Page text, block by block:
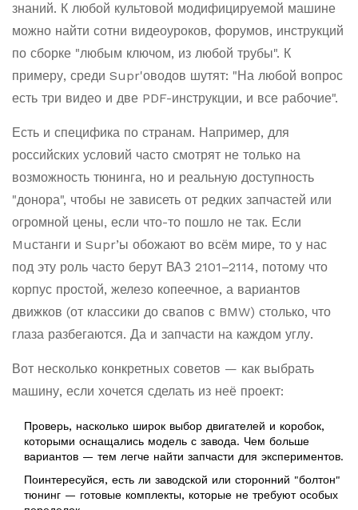
знаний. К любой культовой модифицируемой машине
можно найти сотни видеоуроков, форумов, инструкций
по сборке "любым ключом, из любой трубы". К
примеру, среди Supr'оводов шутят: "На любой вопрос
есть три видео и две PDF-инструкции, и все рабочие".
Есть и специфика по странам. Например, для
российских условий часто смотрят не только на
возможность тюнинга, но и реальную доступность
"донора", чтобы не зависеть от редких запчастей или
огромной цены, если что-то пошло не так. Если
Muстанги и Supr’ы обожают во всём мире, то у нас
под эту роль часто берут ВАЗ 2101–2114, потому что
корпус простой, железо копеечное, а вариантов
движков (от классики до свапов с BMW) столько, что
глаза разбегаются. Да и запчасти на каждом углу.
Вот несколько конкретных советов — как выбрать
машину, если хочется сделать из неё проект:
Проверь, насколько широк выбор двигателей и коробок,
которыми оснащались модель с завода. Чем больше
вариантов — тем легче найти запчасти для экспериментов.
Поинтересуйся, есть ли заводской или сторонний "болтон"
тюнинг — готовые комплекты, которые не требуют особых